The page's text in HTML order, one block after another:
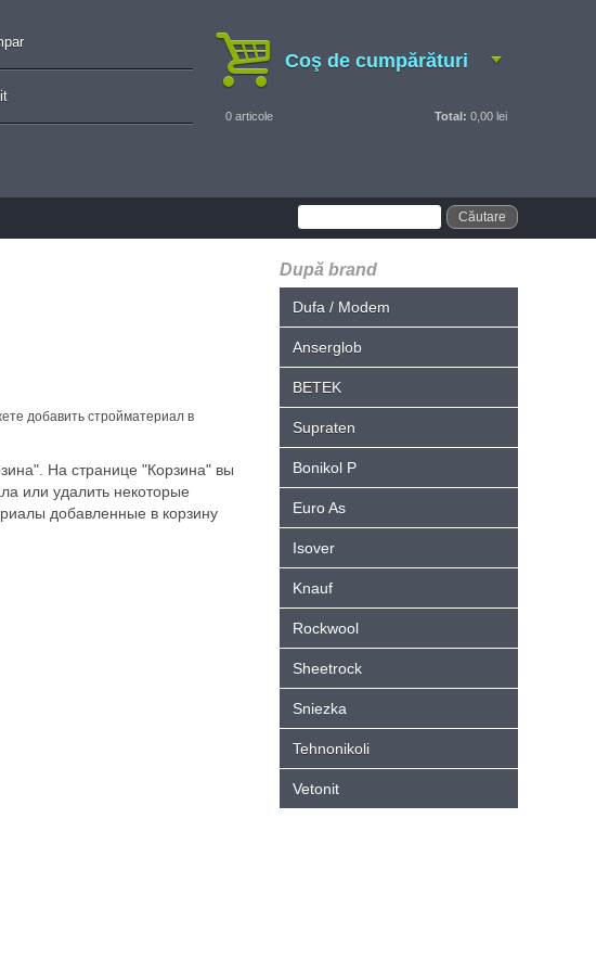
Coş de cumpărături
0 articole Total: 0,00 lei
добавить стройматериал в
На странице "Корзина" вы
или удалить некоторые
добавленные в корзину
După brand
Dufa / Modem
Anserglob
BETEK
Supraten
Bonikol P
Euro As
Isover
Knauf
Rockwool
Sheetrock
Sniezka
Tehnonikoli
Vetonit